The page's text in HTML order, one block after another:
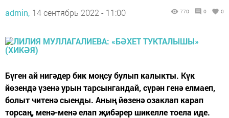
admin, 14 сентябрь 2022 - 11:00 770 0 0
Бүген ай нигәдер бик моңсу булып калыкты. Күк
йөзендә үзенә урын тарсынгандай, сүрән генә елмаеп,
болыт читенә сыенды. Аның йөзенә озаклап карап
торсаң, менә-менә елап җибәрер шикелле тоела иде.